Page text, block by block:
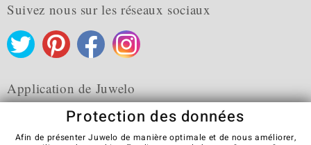
Suivez nous sur les réseaux sociaux
Application de Juwelo
Protection des données
Afin de présenter Juwelo de manière optimale et de nous améliorer,